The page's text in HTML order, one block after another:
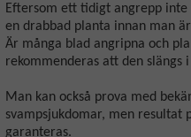
Eftersom ett tidigt angrepp
en drabbad planta innan man
Är många blad angripna och
rekommenderas att den slängs
Man kan också prova med
svampsjukdomar, men resultat
garanteras.